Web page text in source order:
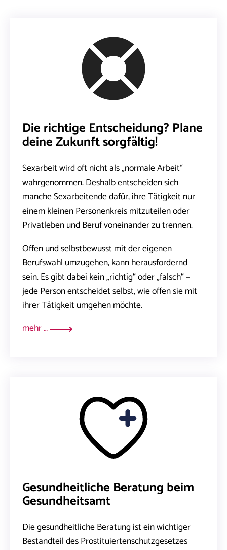
Die richtige Entscheidung? Plane
deine Zukunft sorgfältig!
Sexarbeit wird oft nicht als „normale Arbeit“
wahrgenommen. Deshalb entscheiden sich
manche Sexarbeitende dafür, ihre Tätigkeit nur
einem kleinen Personenkreis mitzuteilen oder
Privatleben und Beruf voneinander zu trennen.
Offen und selbstbewusst mit der eigenen
Berufswahl umzugehen, kann herausfordernd
sein. Es gibt dabei kein „richtig“ oder „falsch“ –
jede Person entscheidet selbst, wie offen sie mit
ihrer Tätigkeit umgehen möchte.
mehr …
Gesundheitliche Beratung beim
Gesundheitsamt
Die gesundheitliche Beratung ist ein wichtiger
Bestandteil des Prostituiertenschutzgesetzes